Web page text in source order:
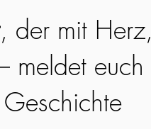
, der mit Herz,
meldet euch